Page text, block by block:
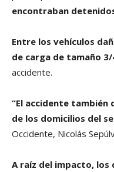
encontraban
Entre los vehículos
de carga de tamaño 3/
accidente.
“El accidente también
de los domicilios del
Occidente, Nicolás
A raíz del impacto,